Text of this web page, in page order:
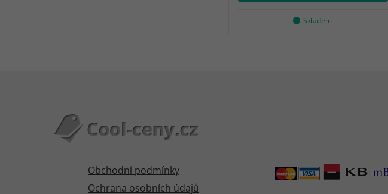
Skladem
Obchodní podmínky
Ochrana osobních údajů